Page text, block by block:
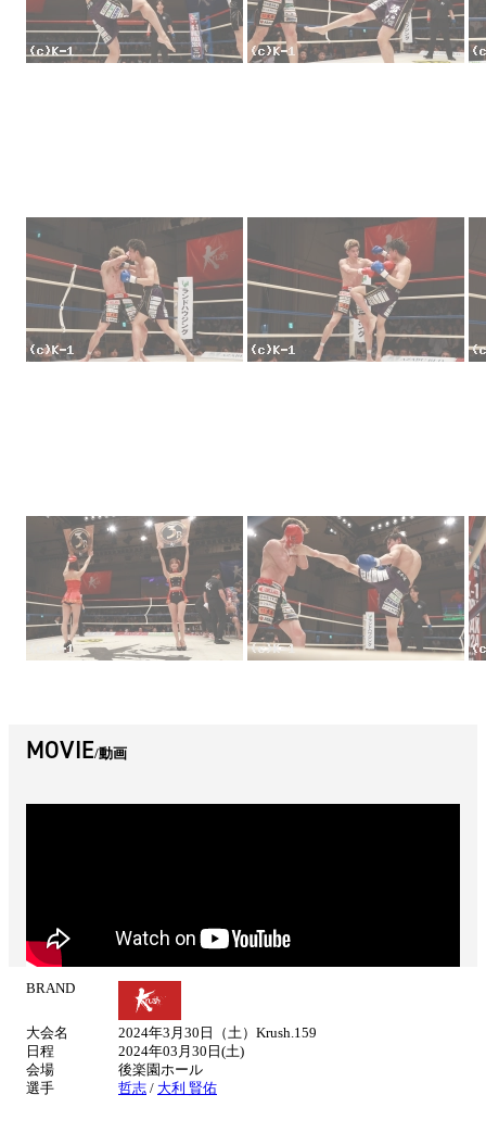
MOVIE 動画
BRAND
大会名
2024年3月30日（土）Krush.159
日程
2024年03月30日(土)
会場
後楽園ホール
選手
哲志 / 大利 賢佑